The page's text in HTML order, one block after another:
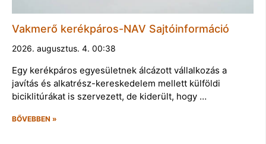
Vakmerő kerékpáros-NAV Sajtóinformáció
2026. augusztus. 4. 00:38
Egy kerékpáros egyesületnek álcázott vállalkozás a
javítás és alkatrész-kereskedelem mellett külföldi
biciklitúrákat is szervezett, de kiderült, hogy …
BŐVEBBEN »